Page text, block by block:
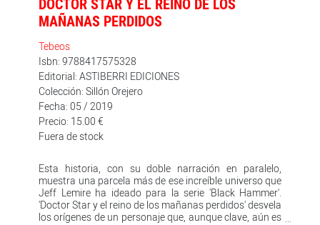
DOCTOR STAR Y EL REINO DE LOS
MAÑANAS PERDIDOS
Tebeos
Isbn: 9788417575328
Editorial: ASTIBERRI EDICIONES
Colección: Sillón Orejero
Fecha: 05 / 2019
Precio: 15.00 €
Fuera de stock
Esta historia, con su doble narración en paralelo,
muestra una parcela más de ese increíble universo que
Jeff Lemire ha ideado para la serie 'Black Hammer'.
'Doctor Star y el reino de los mañanas perdidos' desvela
los orígenes de un personaje que, aunque clave, aún es